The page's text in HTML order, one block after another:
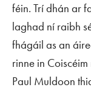
féin. Trí dhán ar
laghad ní raibh
fhágáil as an
rinne in
Paul Muldoon